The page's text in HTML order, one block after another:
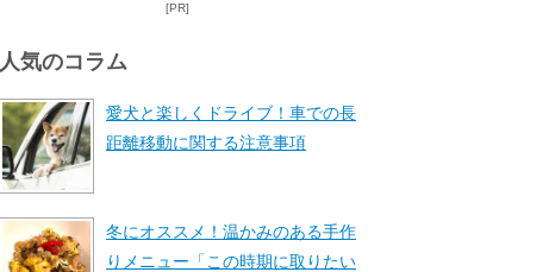
[PR]
人気のコラム
愛犬と楽しくドライブ！車での長
距離移動に関する注意事項
冬にオススメ！温かみのある手作
りメニュー「この時期に取りたい